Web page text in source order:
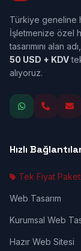
Türkiye geneline
İşletmenize özel
tasarımını alan
50 USD + KDV
alıyoruz.
Hızlı
Tek Fiyat Paketi
Web Tasarım
Kurumsal Web
Hazır Web Sitesi